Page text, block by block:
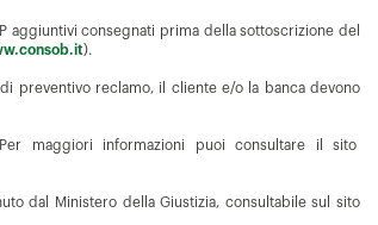
aggiuntivi consegnati prima della sottoscrizione del
).
preventivo reclamo, il cliente e/o la banca devono
maggiori informazioni puoi consultare il sito
dal Ministero della Giustizia, consultabile sul sito